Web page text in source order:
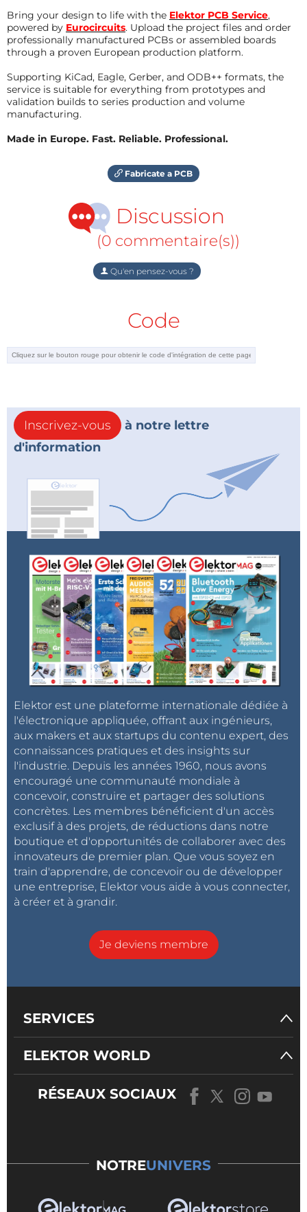
Bring your design to life with the Elektor PCB Service,
powered by Eurocircuits. Upload the project files and order
professionally manufactured PCBs or assembled boards
through a proven European production platform.
Supporting KiCad, Eagle, Gerber, and ODB++ formats, the
service is suitable for everything from prototypes and
validation builds to series production and volume
manufacturing.
Made in Europe. Fast. Reliable. Professional.
Fabricate a PCB
Discussion
(0 commentaire(s))
Qu'en pensez-vous ?
Code
Inscrivez-vous
à notre lettre
d'information
Elektor est une plateforme internationale dédiée à
l'électronique appliquée, offrant aux ingénieurs,
aux makers et aux startups du contenu expert, des
connaissances pratiques et des insights sur
l'industrie. Depuis les années 1960, nous avons
encouragé une communauté mondiale à
concevoir, construire et partager des solutions
concrètes. Les membres bénéficient d'un accès
exclusif à des projets, de réductions dans notre
boutique et d'opportunités de collaborer avec des
innovateurs de premier plan. Que vous soyez en
train d'apprendre, de concevoir ou de développer
une entreprise, Elektor vous aide à vous connecter,
à créer et à grandir.
Je deviens membre
SERVICES
ELEKTOR WORLD
RÉSEAUX SOCIAUX
NOTREUNIVERS